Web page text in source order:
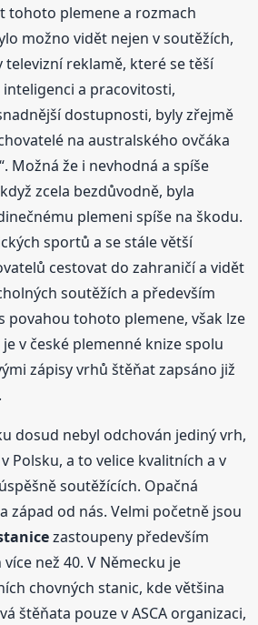
tohoto plemene a rozmach
možno vidět nejen v soutěžích,
televizní reklamě, které se těší
a pracovitosti,
dostupnosti, byly zřejmě
na australského ovčáka
Možná že i nevhodná a spíše
zcela bezdůvodně, byla
plemeni spíše na škodu.
sportů a se stále větší
cestovat do zahraničí a vidět
soutěžích a především
povahou tohoto plemene, však lze
v české plemenné knize spolu
zápisy vrhů štěňat zapsáno již
dosud nebyl odchován jediný vrh,
Polsku, a to velice kvalitních a v
soutěžících. Opačná
západ od nás. Velmi početně jsou
zastoupeny především
než 40. V Německu je
chovných stanic, kde většina
štěňata pouze v ASCA organizaci,